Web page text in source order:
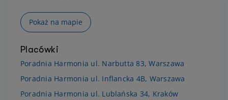
Pokaż na mapie
Placówki
Poradnia Harmonia ul. Narbutta 83, Warszawa
Poradnia Harmonia ul. Inflancka 4B, Warszawa
Poradnia Harmonia ul. Lublańska 34, Kraków